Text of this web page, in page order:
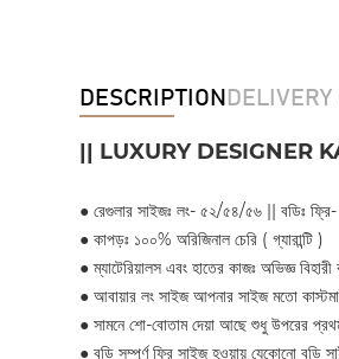
DESCRIPTION
|| LUXURY DESIGNER
● রেগুলার সাইজঃ লং- ৫২/৫৪/৫৬ || বডিঃ
● কাপড়ঃ ১০০% অরিজিনাল চেরি ( গ্যারান্টি )
●ম্যাটেরিয়ালস এবং হাতের কাজঃ অভিজ্ঞ
● আবায়ার লং সাইজ আপনার সাইজ মতো
● সামনে শো-বোতাম দেয়া আছে শুধু উপরের
● বডি সম্পূর্ণ ফ্রি সাইজ হওয়ায় যেকোনো বডি